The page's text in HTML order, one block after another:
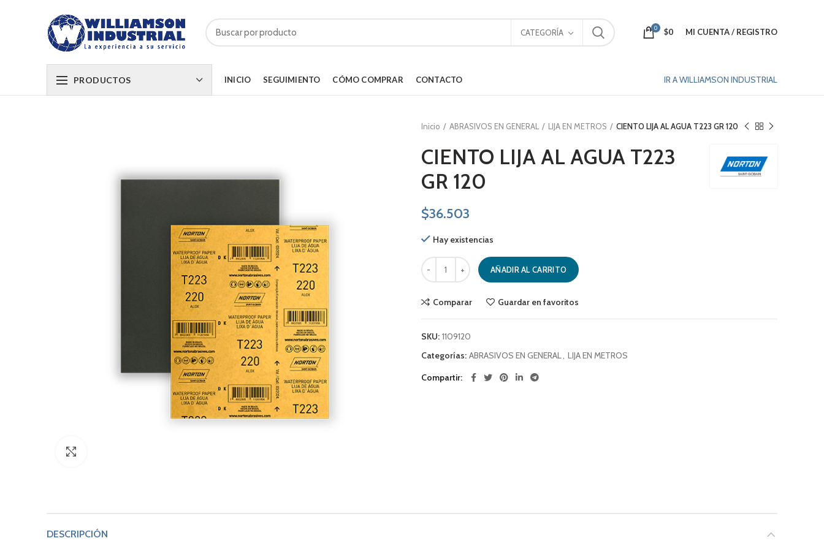
CATEGORÍA 0 $0 MI CUENTA / REGISTRO
PRODUCTOS INICIO SEGUIMIENTO CÓMO COMPRAR CONTACTO IR A WILLIAMSON INDUSTRIAL
Inicio ABRASIVOS EN GENERAL LIJA EN METROS CIENTO LIJA AL AGUA T223 GR 120
CIENTO LIJA AL AGUA T223
GR 120
$36.503
Hay existencias
CIENTO LIJA AL AGUA T223 GR 120 cantidad
AÑADIR AL CARRITO
Comparar Guardar en favoritos
SKU: 1109120
Categorías: ABRASIVOS EN GENERAL, LIJA EN METROS
Compartir
DESCRIPCIÓN